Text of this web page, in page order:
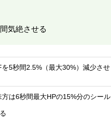
気絶させる
5秒間2.5%（最大30%）減少させ
は6秒間最大HPの15%分のシール